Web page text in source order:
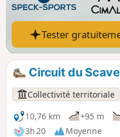
Tester
Circuit du
Collectivité territoriale
10,76 km
+95 m
3h 20
Moyenne